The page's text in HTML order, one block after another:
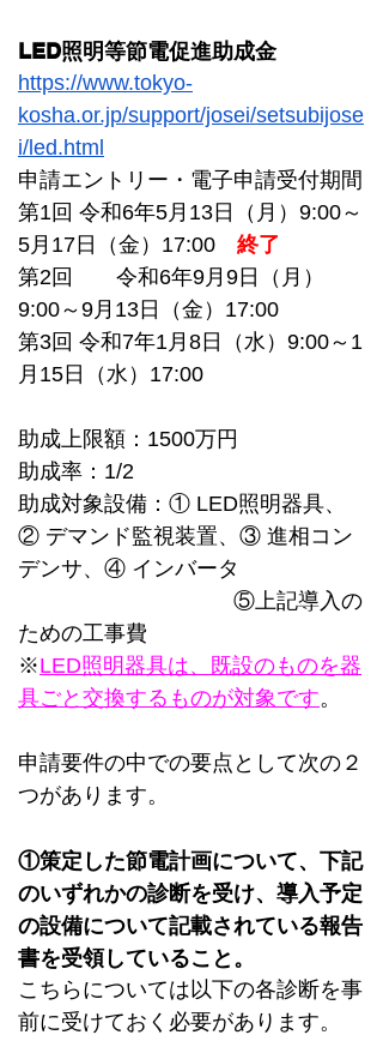
LED照明等節電促進助成金
https://www.tokyo-
kosha.or.jp/support/josei/setsubijose
i/led.html
申請エントリー・電子申請受付期間
第1回 令和6年5月13日（月）9:00～
5月17日（金）17:00 終了
第2回　　令和6年9月9日（月）
9:00～9月13日（金）17:00
第3回 令和7年1月8日（水）9:00～1
月15日（水）17:00
助成上限額：1500万円
助成率：1/2
助成対象設備：① LED照明器具、
② デマンド監視装置、③ 進相コン
デンサ、④ インバータ
⑤上記導入の
ための工事費
※LED照明器具は、既設のものを器
具ごと交換するものが対象です。
申請要件の中での要点として次の２
つがあります。
①策定した節電計画について、下記
のいずれかの診断を受け、導入予定
の設備について記載されている報告
書を受領していること。
こちらについては以下の各診断を事
前に受けておく必要があります。